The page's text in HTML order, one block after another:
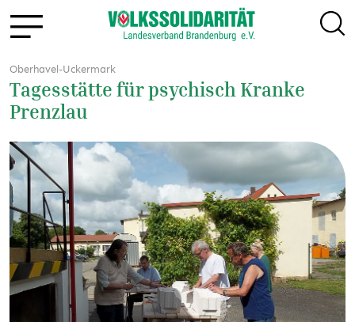
Oberhavel-Uckermark
Tagesstätte für psychisch Kranke
Prenzlau